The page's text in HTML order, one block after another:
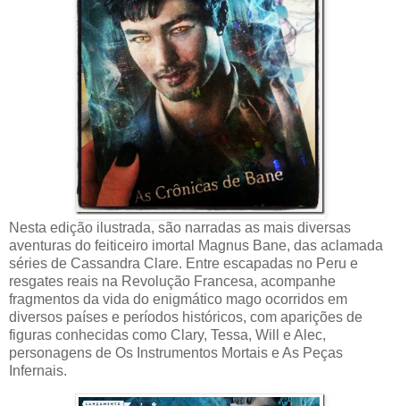
Nesta edição ilustrada, são narradas as mais diversas
aventuras do feiticeiro imortal Magnus Bane, das aclamada
séries de Cassandra Clare. Entre escapadas no Peru e
resgates reais na Revolução Francesa, acompanhe
fragmentos da vida do enigmático mago ocorridos em
diversos países e períodos históricos, com aparições de
figuras conhecidas como Clary, Tessa, Will e Alec,
personagens de Os Instrumentos Mortais e As Peças
Infernais.